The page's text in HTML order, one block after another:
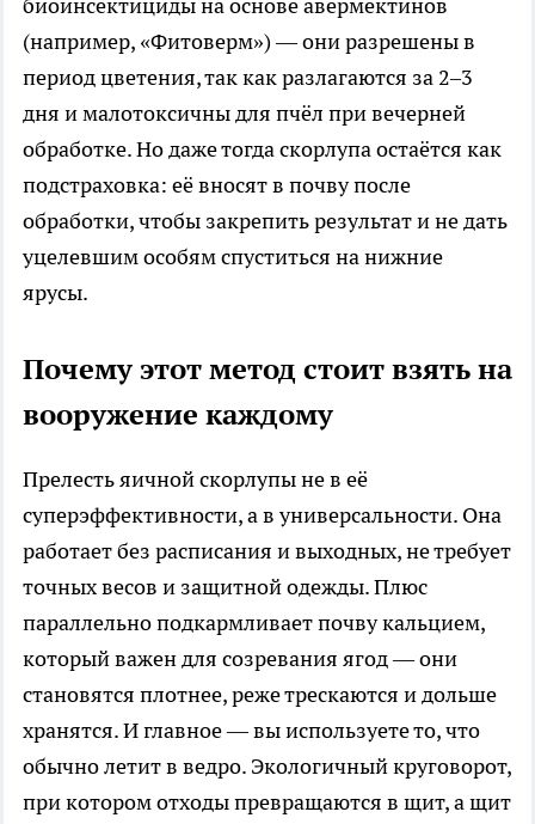
(например, «Фитоверм») — они разрешены в
период цветения, так как разлагаются за 2–3
дня и малотоксичны для пчёл при вечерней
обработке. Но даже тогда скорлупа остаётся как
подстраховка: её вносят в почву после
обработки, чтобы закрепить результат и не дать
уцелевшим особям спуститься на нижние
ярусы.
Почему этот метод стоит взять на
вооружение каждому
Прелесть яичной скорлупы не в её
суперэффективности, а в универсальности. Она
работает без расписания и выходных, не требует
точных весов и защитной одежды. Плюс
параллельно подкармливает почву кальцием,
который важен для созревания ягод — они
становятся плотнее, реже трескаются и дольше
хранятся. И главное — вы используете то, что
обычно летит в ведро. Экологичный круговорот,
при котором отходы превращаются в щит, а щит